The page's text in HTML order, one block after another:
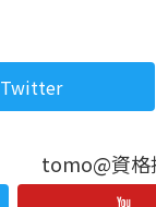
Twitter
tomo@資格